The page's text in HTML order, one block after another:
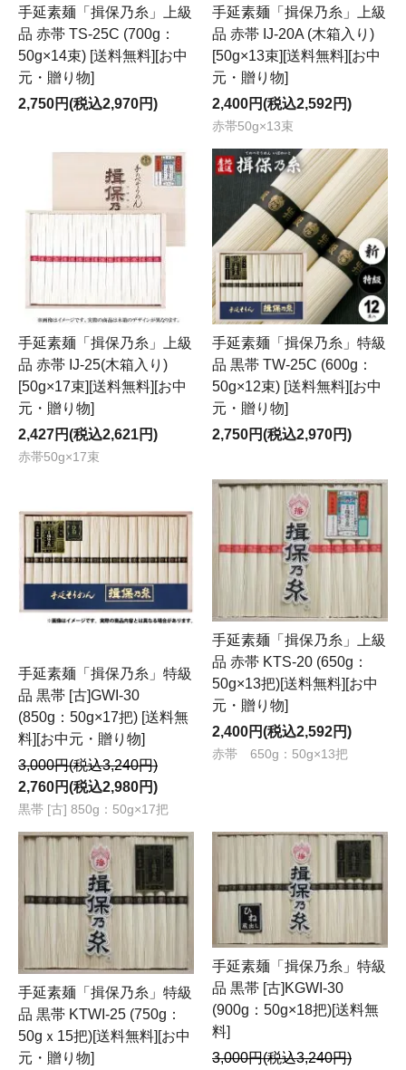
手延素麺「揖保乃糸」上級
品 赤帯 TS-25C (700g：
50g×14束) [送料無料][お中
元・贈り物]
2,750円(税込2,970円)
手延素麺「揖保乃糸」上級
品 赤帯 IJ-20A (木箱入り)
[50g×13束][送料無料][お中
元・贈り物]
2,400円(税込2,592円)
赤帯50g×13束
手延素麺「揖保乃糸」上級
品 赤帯 IJ-25(木箱入り)
[50g×17束][送料無料][お中
元・贈り物]
2,427円(税込2,621円)
赤帯50g×17束
手延素麺「揖保乃糸」特級
品 黒帯 TW-25C (600g：
50g×12束) [送料無料][お中
元・贈り物]
2,750円(税込2,970円)
手延素麺「揖保乃糸」特級
品 黒帯 [古]GWI-30
(850g：50g×17把) [送料無
料][お中元・贈り物]
3,000円(税込3,240円)
2,760円(税込2,980円)
黒帯 [古] 850g：50g×17把
手延素麺「揖保乃糸」上級
品 赤帯 KTS-20 (650g：
50g×13把)[送料無料][お中
元・贈り物]
2,400円(税込2,592円)
赤帯 650g：50g×13把
手延素麺「揖保乃糸」特級
品 黒帯 KTWI-25 (750g：
50gｘ15把)[送料無料][お中
元・贈り物]
手延素麺「揖保乃糸」特級
品 黒帯 [古]KGWI-30
(900g：50g×18把)[送料無
料]
3,000円(税込3,240円)